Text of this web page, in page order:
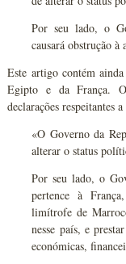
Por seu lado, o
causará obstrução
Este artigo contém ainda
Egipto e da França.
declarações respeitantes
«O Governo da
alterar o status
Por seu lado, o
pertence à
limítrofe de
nesse país, e
económicas,